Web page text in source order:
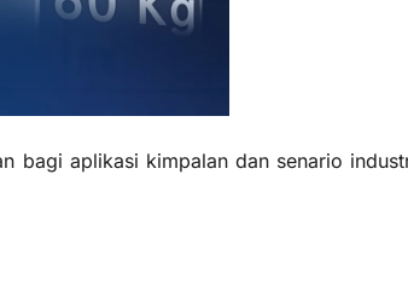
bagi aplikasi kimpalan dan senario